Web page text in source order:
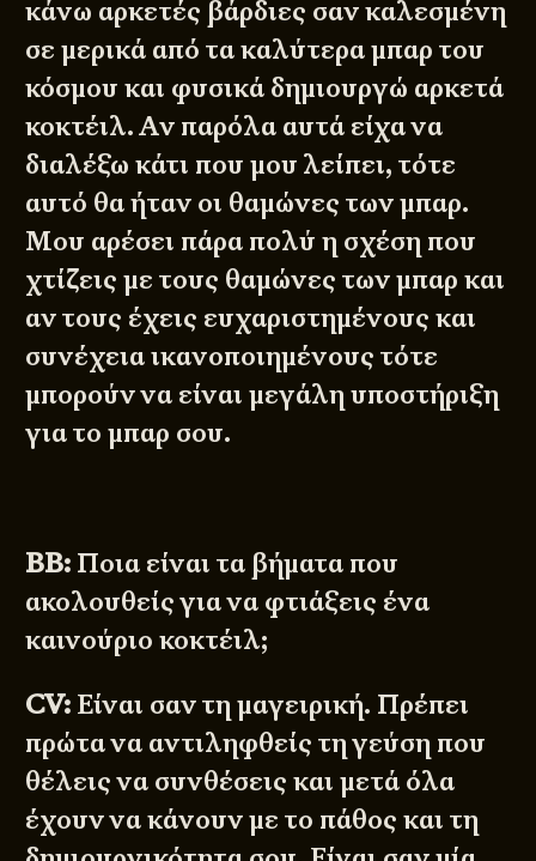
κάνω αρκετές βάρδιες σαν καλεσμένη
σε μερικά από τα καλύτερα μπαρ του
κόσμου και φυσικά δημιουργώ αρκετά
κοκτέιλ. Αν παρόλα αυτά είχα να
διαλέξω κάτι που μου λείπει, τότε
αυτό θα ήταν οι θαμώνες των μπαρ.
Μου αρέσει πάρα πολύ η σχέση που
χτίζεις με τους θαμώνες των μπαρ και
αν τους έχεις ευχαριστημένους και
συνέχεια ικανοποιημένους τότε
μπορούν να είναι μεγάλη υποστήριξη
για το μπαρ σου.
BB: Ποια είναι τα βήματα που
ακολουθείς για να φτιάξεις ένα
καινούριο κοκτέιλ;
CV: Είναι σαν τη μαγειρική. Πρέπει
πρώτα να αντιληφθείς τη γεύση που
θέλεις να συνθέσεις και μετά όλα
έχουν να κάνουν με το πάθος και τη